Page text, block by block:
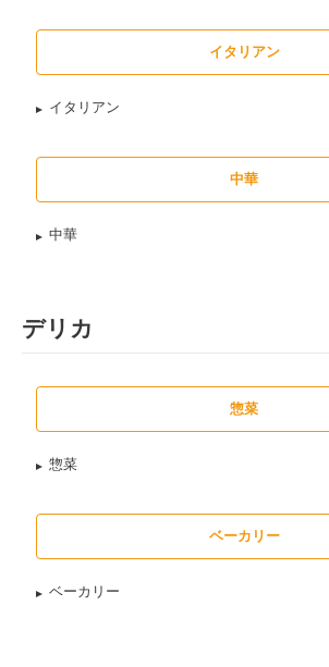
イタリアン
イタリアン
中華
中華
デリカ
惣菜
惣菜
ベーカリー
ベーカリー